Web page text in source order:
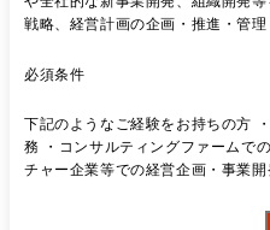
戦略、経営計画の企画・推進・管
進・管理
必須条件
下記のようなご経験をお持ちの方
務 ・コンサルティングファームで
チャー企業等での経営企画・事業